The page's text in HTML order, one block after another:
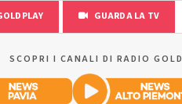
GUARDA LA TV
SCOPRI I CANALI DI RADIO GOLD